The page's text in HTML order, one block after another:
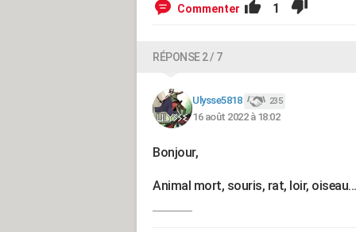
Commenter 1
RÉPONSE 2 / 7
Ulysse5818 235
16 août 2022 à 18:02
Bonjour,
Animal mort, souris, rat, loir, oiseau...